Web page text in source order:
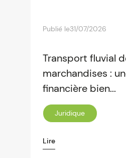
Publié le31/07/2026
Transport fluvial
marchandises :
financière bien...
Juridique
Lire